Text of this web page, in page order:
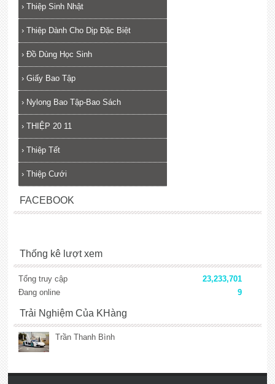
› Thiệp Sinh Nhật
› Thiệp Dành Cho Dịp Đặc Biệt
› Đồ Dùng Học Sinh
› Giấy Bao Tập
› Nylong Bao Tập-Bao Sách
› THIỆP 20 11
› Thiệp Tết
› Thiệp Cưới
FACEBOOK
Thống kê lượt xem
Tổng truy cập
23,233,701
Đang online
9
Trải Nghiệm Của KHàng
Trần Thanh Bình